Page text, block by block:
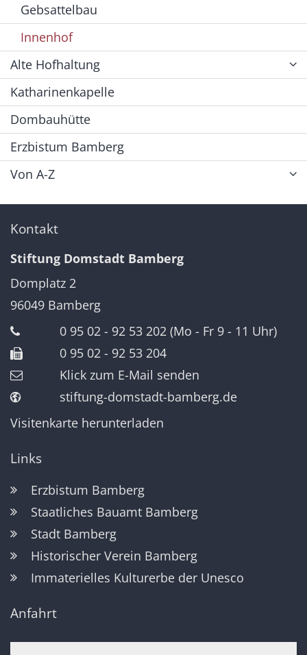
Gebsattelbau
Innenhof
Alte Hofhaltung
Katharinenkapelle
Dombauhütte
Erzbistum Bamberg
Von A-Z
Kontakt
Stiftung Domstadt Bamberg
Domplatz 2
96049 Bamberg
0 95 02 - 92 53 202 (Mo - Fr 9 - 11 Uhr)
0 95 02 - 92 53 204
Klick zum E-Mail senden
stiftung-domstadt-bamberg.de
Visitenkarte herunterladen
Links
Erzbistum Bamberg
Staatliches Bauamt Bamberg
Stadt Bamberg
Historischer Verein Bamberg
Immaterielles Kulturerbe der Unesco
Anfahrt